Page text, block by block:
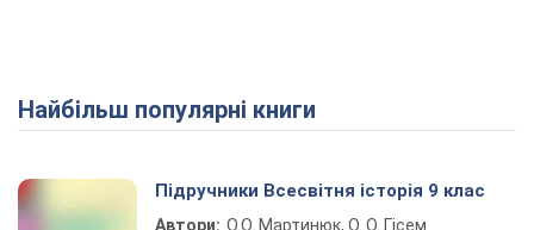
Найбільш популярні книги
Підручники Всесвітня історія 9 клас
Автори: О.О. Мартинюк, О. О. Гісем